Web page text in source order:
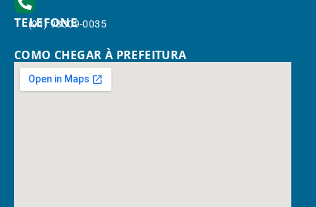
TELEFONE
(91) 98309-0035
COMO CHEGAR À PREFEITURA